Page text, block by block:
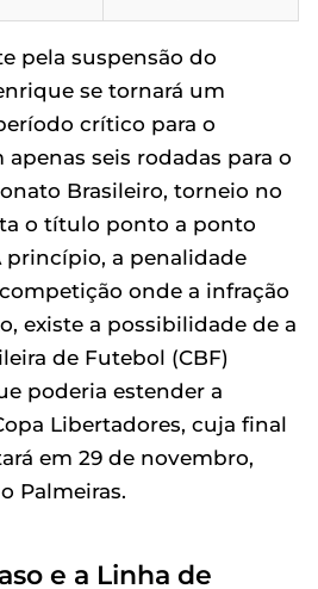
pela suspensão do
se tornará um
crítico para o
apenas seis rodadas para o
Brasileiro, torneio no
o título ponto a ponto
princípio, a penalidade
onde a infração
existe a possibilidade de a
de Futebol (CBF)
poderia estender a
Libertadores, cuja final
em 29 de novembro,
Palmeiras.
e a Linha de